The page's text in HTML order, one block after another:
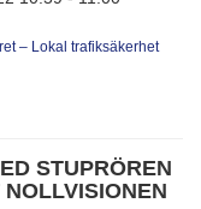
– Lokal trafiksäkerhet
STUPRÖREN